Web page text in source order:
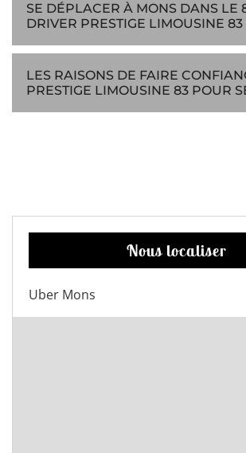
SE DÉPLACER À MONS DANS LE
DRIVER PRESTIGE LIMOUSINE 83
LES RAISONS DE FAIRE
PRESTIGE LIMOUSINE 83 POUR
Nous localiser
Uber Mons